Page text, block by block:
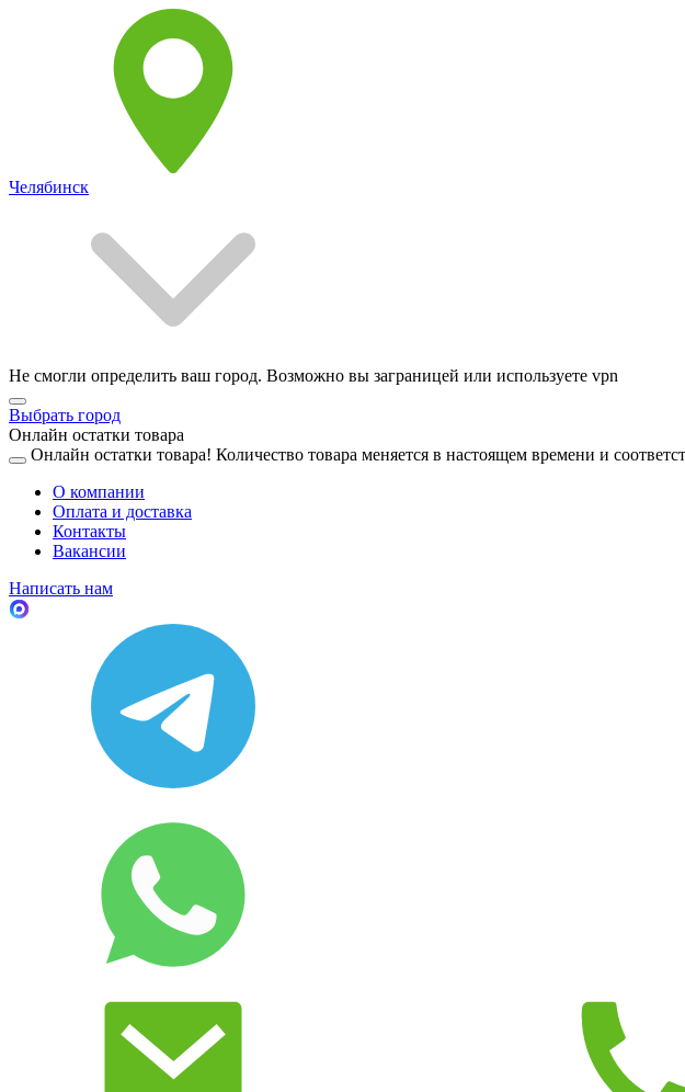
Челябинск
Не смогли определить ваш город. Возможно вы заграницей или используете vpn
Выбрать город
Онлайн остатки товара
Онлайн остатки товара! Количество товара меняется в настоящем времени и
О компании
Оплата и доставка
Контакты
Вакансии
Написать нам